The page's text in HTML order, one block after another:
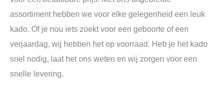
assortiment hebben we voor elke gelegenheid een leuk
kado. Of je nou iets zoekt voor een geboorte of een
verjaardag, wij hebben het op voorraad. Heb je het kado
snel nodig, laat het ons weten en wij zorgen voor een
snelle levering.